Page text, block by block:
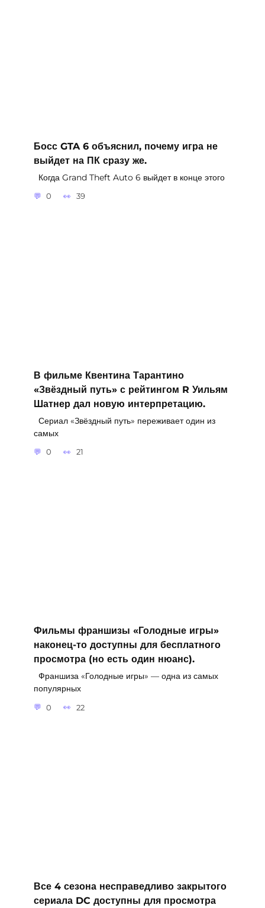
Босс GTA 6 объяснил, почему игра не
выйдет на ПК сразу же.
Когда Grand Theft Auto 6 выйдет в конце этого
0 39
В фильме Квентина Тарантино
«Звёздный путь» с рейтингом R Уильям
Шатнер дал новую интерпретацию.
Сериал «Звёздный путь» переживает один из
самых
0 21
Фильмы франшизы «Голодные игры»
наконец-то доступны для бесплатного
просмотра (но есть один нюанс).
Франшиза «Голодные игры» — одна из самых
популярных
0 22
Все 4 сезона несправедливо закрытого
сериала DC доступны для просмотра